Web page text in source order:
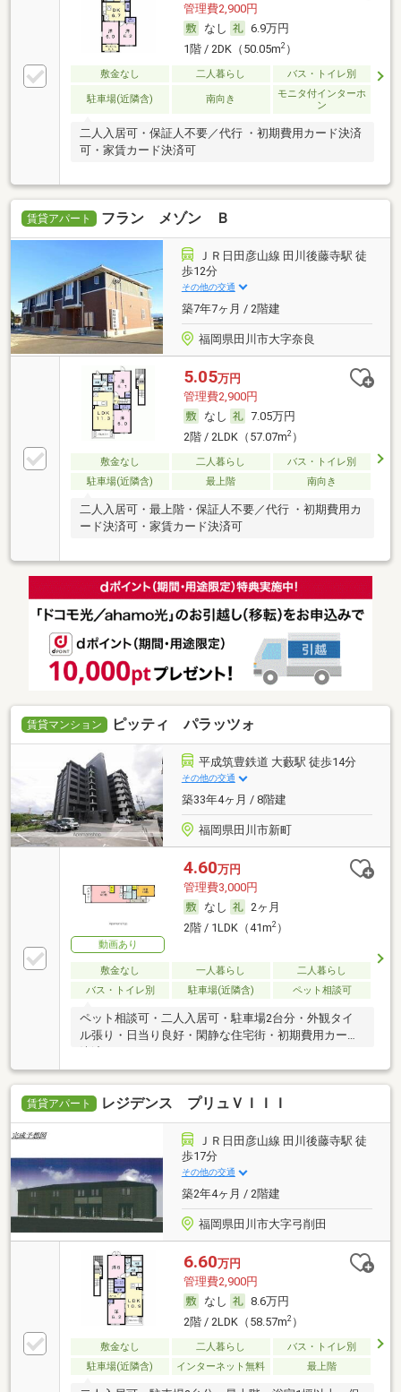
管理費2,900円
なし
6.9万円
1階 / 2DK（50.05m2）
敷金なし 二人暮らし バス・トイレ別
駐車場(近隣含) 南向き
モニタ付インターホ
ン
二人入居可・保証人不要／代行 ・初期費用カード決済
可・家賃カード決済可
賃貸アパート フラン メゾン Ｂ
ＪＲ日田彦山線 田川後藤寺駅 徒
歩12分
その他の交通
築7年7ヶ月 / 2階建
福岡県田川市大字奈良
5.05万円
管理費2,900円
なし
7.05万円
2階 / 2LDK（57.07m2）
敷金なし 二人暮らし
バス・トイレ別
駐車場(近隣含)
最上階 南向き
二人入居可・最上階・保証人不要／代行 ・初期費用カ
ード決済可・家賃カード決済可
賃貸マンション ピッティ パラッツォ
平成筑豊鉄道 大藪駅 徒歩14分
その他の交通
築33年4ヶ月 / 8階建
福岡県田川市新町
動画あり
4.60万円
管理費3,000円
なし
2ヶ月
2階 / 1LDK（41m2）
敷金なし 一人暮らし
二人暮らし
バス・トイレ別
駐車場(近隣含) ペット相談可
ペット相談可・二人入居可・駐車場2台分・外観タイ
ル張り・日当り良好・閑静な住宅街・初期費用カード
賃貸アパート レジデンス プリュＶＩＩＩ
ＪＲ日田彦山線 田川後藤寺駅 徒
歩17分
その他の交通
築2年4ヶ月 / 2階建
福岡県田川市大字弓削田
6.60万円
管理費2,900円
なし
8.6万円
2階 / 2LDK（58.57m2）
敷金なし 二人暮らし
バス・トイレ別
駐車場(近隣含)
インターネット無料 最上階